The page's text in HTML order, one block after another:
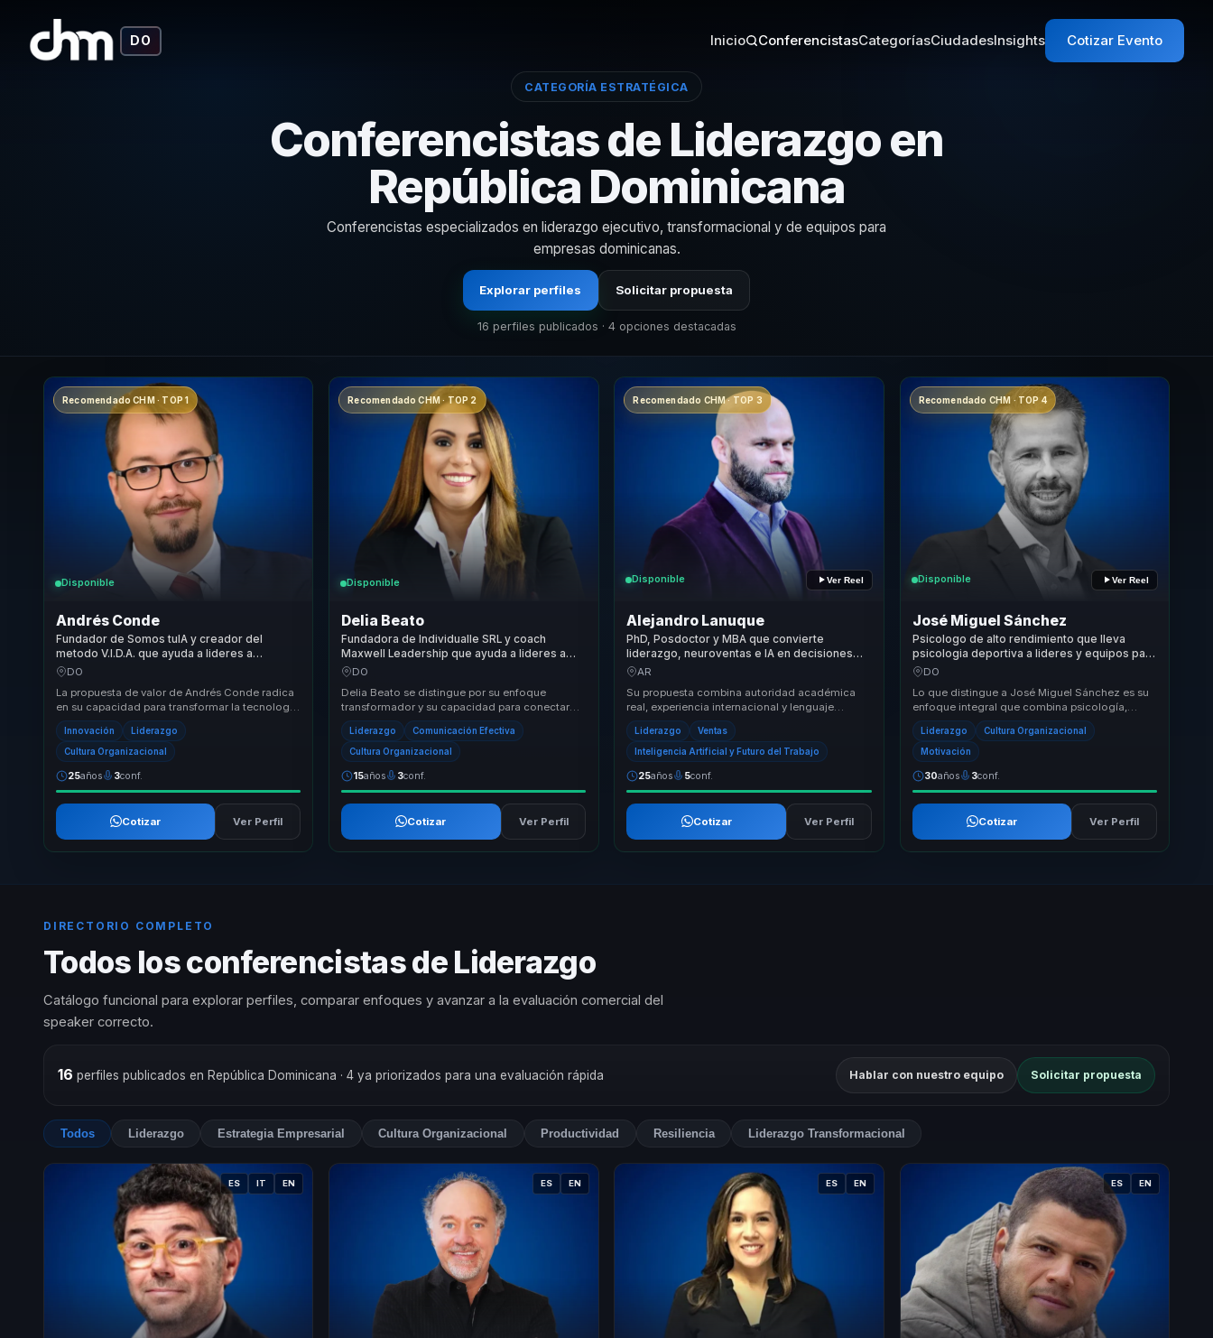
DO Inicio ConferencistasCategoríasCiudadesInsights Cotizar Evento
CATEGORÍA ESTRATÉGICA
Conferencistas de Liderazgo en
República Dominicana
Conferencistas especializados en liderazgo ejecutivo, transformacional y de equipos para
empresas dominicanas.
Explorar perfiles Solicitar propuesta
16 perfiles publicados · 4 opciones destacadas
Recomendado CHM · TOP 1
Disponible
Andrés Conde
Fundador de Somos tuIA y creador del
metodo V.I.D.A. que ayuda a lideres a
convertir IA generativa en innovacion, criterio
DO
La propuesta de valor de Andrés Conde radica
en su capacidad para transformar la tecnología
en un aliado estratégico para el crecimiento ...
Innovación Liderazgo
Cultura Organizacional
25años 3conf.
Cotizar Ver Perfil
Recomendado CHM · TOP 2
Disponible
Delia Beato
Fundadora de Individualle SRL y coach
Maxwell Leadership que ayuda a lideres a
convertir talento y cultura en cohesion,
DO
Delia Beato se distingue por su enfoque
transformador y su capacidad para conectar
con las audiencias. Su propuesta de valor
radica en su...
Liderazgo Comunicación Efectiva
Cultura Organizacional
15años 3conf.
Cotizar Ver Perfil
Recomendado CHM · TOP 3
Disponible Ver Reel
Alejandro Lanuque
PhD, Posdoctor y MBA que convierte
liderazgo, neuroventas e IA en decisiones
firmes, influencia comercial y ejecución para
AR
Su propuesta combina autoridad académica
real, experiencia internacional y lenguaje
empresarial para traducir neurociencia, power
skills ...
Liderazgo Ventas
Inteligencia Artificial y Futuro del Trabajo
25años 5conf.
Cotizar Ver Perfil
Recomendado CHM · TOP 4
Disponible Ver Reel
José Miguel Sánchez
Psicologo de alto rendimiento que lleva
psicologia deportiva a lideres y equipos para
convertir presion en resiliencia, foco y alto
DO
Lo que distingue a José Miguel Sánchez es su
enfoque integral que combina psicología,
liderazgo y deporte para ofrecer una
experiencia tr...
Liderazgo Cultura Organizacional
Motivación
30años 3conf.
Cotizar Ver Perfil
DIRECTORIO COMPLETO
Todos los conferencistas de Liderazgo
Catálogo funcional para explorar perfiles, comparar enfoques y avanzar a la evaluación comercial del
speaker correcto.
16 perfiles publicados en República Dominicana · 4 ya priorizados para una evaluación rápida Hablar con nuestro equipo Solicitar propuesta
Todos Liderazgo Estrategia Empresarial Cultura Organizacional Productividad Resiliencia Liderazgo Transformacional
ES IT EN ES EN ES EN ES EN